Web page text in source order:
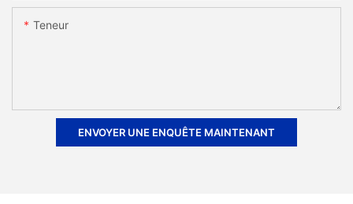
Teneur
ENVOYER UNE ENQUÊTE MAINTENANT